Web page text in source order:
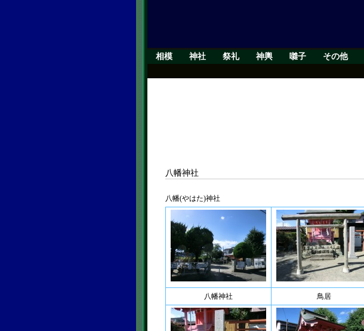
相模 神社 祭礼 神輿 囃子
その他
八幡神社
八幡(やはた)神社
八幡神社 鳥居